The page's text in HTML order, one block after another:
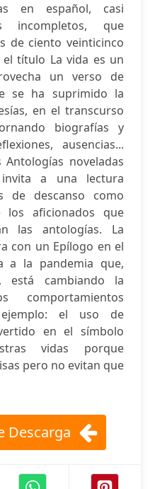
en español, casi
incompletos, que
de ciento veinticinco
el título La vida es un
un verso de
se ha suprimido la
en el transcurso
biografías y
ausencias...
noveladas
a una lectura
de descanso como
aficionados que
las antologías. La
con un Epílogo en el
a la pandemia que,
está cambiando la
comportamientos
el uso de
en el símbolo
vidas porque
pero no evitan que
Descarga